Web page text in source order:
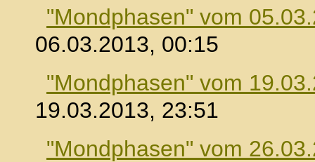
"Mondphasen" vom
06.03.2013, 00:15
"Mondphasen" vom
19.03.2013, 23:51
"Mondphasen" vom